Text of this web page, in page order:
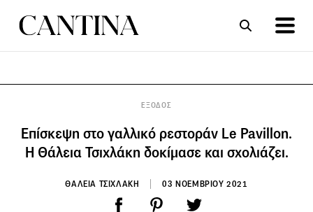
ΕΞΟΔΟΣ
Επίσκεψη στο γαλλικό ρεστοράν Le Pavillon.
Η Θάλεια Τσιχλάκη δοκίμασε και σχολιάζει.
ΘΑΛΕΙΑ ΤΣΙΧΛΑΚΗ 03 ΝΟΕΜΒΡΙΟΥ 2021